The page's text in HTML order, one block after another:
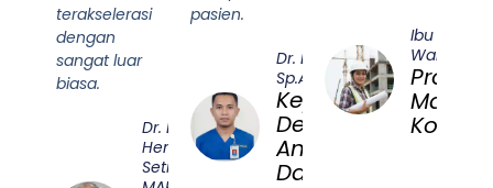
terakselerasi
dengan
sangat luar
biasa.
Dr. Dr.
Hendra
Setiawan,
pasien.
Dr. Budi Santoso,
Sp.An-TI
Kepala
Departemen
Anestesiologi
Dan Terapi
Ibu Sri
Wahyuni
Project